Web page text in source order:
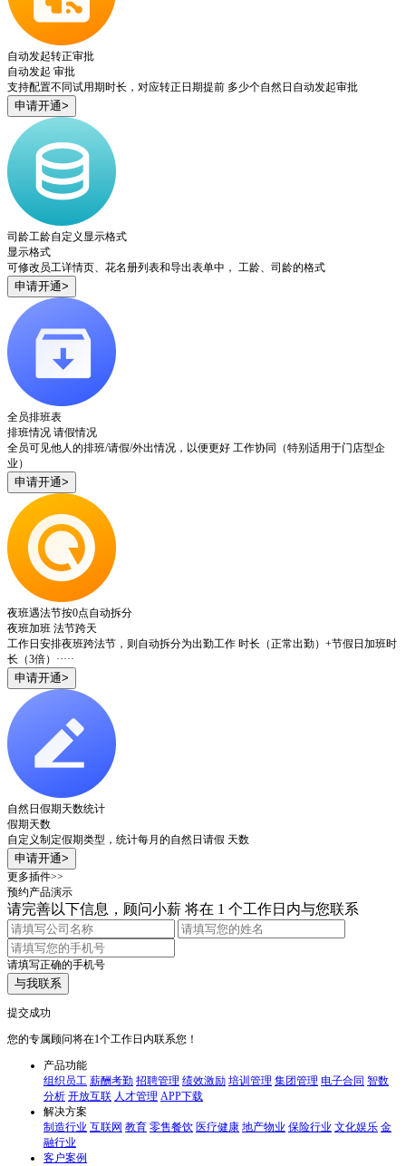
自动发起转正审批
自动发起 审批
支持配置不同试用期时长，对应转正日期提前 多少个自然日自动发起审批
申请开通>
司龄工龄自定义显示格式
显示格式
可修改员工详情页、花名册列表和导出表单中， 工龄、司龄的格式
申请开通>
全员排班表
排班情况 请假情况
全员可见他人的排班/请假/外出情况，以便更好 工作协同（特别适用于门店型企
业）
申请开通>
夜班遇法节按0点自动拆分
夜班加班 法节跨天
工作日安排夜班跨法节，则自动拆分为出勤工作 时长（正常出勤）+节假日加班时
长（3倍）·····
申请开通>
自然日假期天数统计
假期天数
自定义制定假期类型，统计每月的自然日请假 天数
申请开通>
更多插件>>
预约产品演示
请完善以下信息，顾问小薪 将在 1 个工作日内与您联系
请填写正确的手机号
与我联系
提交成功
您的专属顾问将在1个工作日内联系您！
产品功能
组织员工 薪酬考勤 招聘管理 绩效激励 培训管理 集团管理 电子合同 智数
分析 开放互联 人才管理 APP下载
解决方案
制造行业 互联网 教育 零售餐饮 医疗健康 地产物业 保险行业 文化娱乐 金
融行业
客户案例